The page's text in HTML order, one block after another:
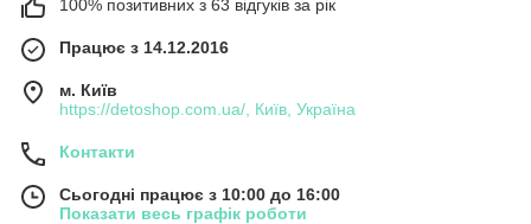
100% позитивних з 63 відгуків за рік
Працює з 14.12.2016
м. Київ
https://detoshop.com.ua/, Київ, Україна
Контакти
Сьогодні працює з 10:00 до 16:00
Показати весь графік роботи